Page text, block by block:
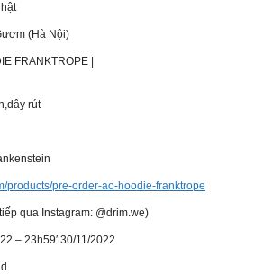
(Hà Nội)
FRANKTROPE |
rút
products/pre-order-ao-hoodie-franktrope
qua Instagram: @drim.we)
– 23h59′ 30/11/2022